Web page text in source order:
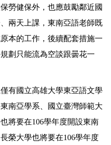
勞健保外，也應鼓勵鄰近國
兩天上課，東南亞語老師既
本的工作，後續配套措施一
劃只能流為空談跟曇花一
有國立高雄大學東亞語文學
南亞學系、國立臺灣師範大
將要在106學年度開設東南
榮大學也將要在106學年度